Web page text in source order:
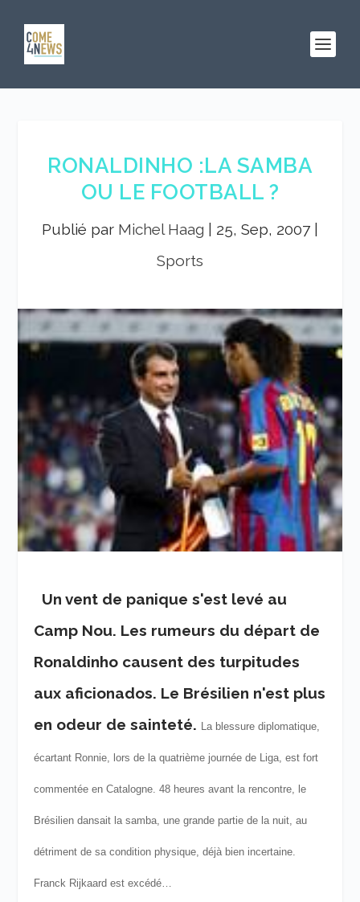
RONALDINHO :LA SAMBA
OU LE FOOTBALL ?
Publié par Michel Haag 25, Sep, 2007
Sports
Un vent de panique s'est levé au
Camp Nou. Les rumeurs du départ de
Ronaldinho causent des turpitudes
aux aficionados. Le Brésilien n'est plus
en odeur de sainteté. La blessure diplomatique,
écartant Ronnie, lors de la quatrième journée de Liga, est fort
commentée en Catalogne. 48 heures avant la rencontre, le
Brésilien dansait la samba, une grande partie de la nuit, au
détriment de sa condition physique, déjà bien incertaine.
Franck Rijkaard est excédé…